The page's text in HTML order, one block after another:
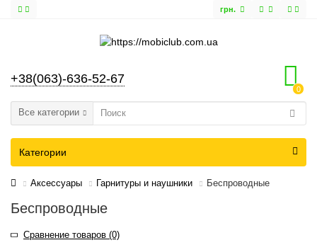
грн.
+38(063)-636-52-67
0
Все категории
Категории
Аксессуары Гарнитуры и наушники Беспроводные
Беспроводные
Сравнение товаров (0)